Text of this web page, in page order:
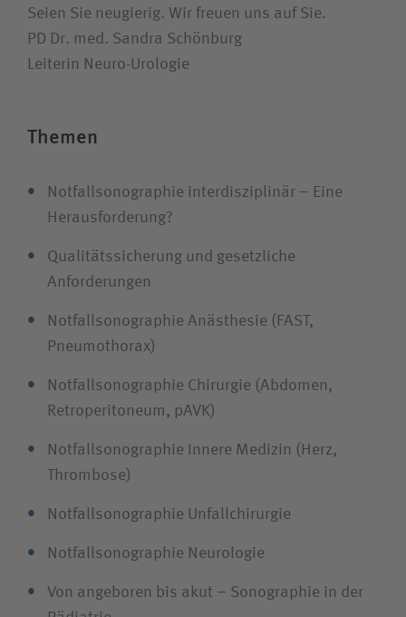
Seien Sie neugierig. Wir freuen uns auf Sie.
PD Dr. med. Sandra Schönburg
Leiterin Neuro-Urologie
Themen
Notfallsonographie interdisziplinär – Eine
Herausforderung?
Qualitätssicherung und gesetzliche
Anforderungen
Notfallsonographie Anästhesie (FAST,
Pneumothorax)
Notfallsonographie Chirurgie (Abdomen,
Retroperitoneum, pAVK)
Notfallsonographie Innere Medizin (Herz,
Thrombose)
Notfallsonographie Unfallchirurgie
Notfallsonographie Neurologie
Von angeboren bis akut – Sonographie in der